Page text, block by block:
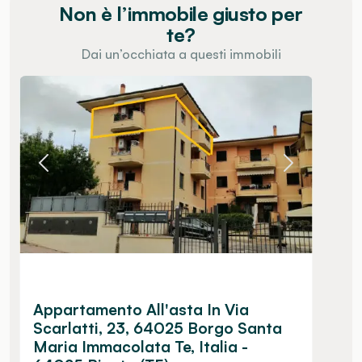
Non è l’immobile giusto per
te?
Dai un’occhiata a questi immobili
Appartamento All'asta In Via
Scarlatti, 23, 64025 Borgo Santa
Maria Immacolata Te, Italia -